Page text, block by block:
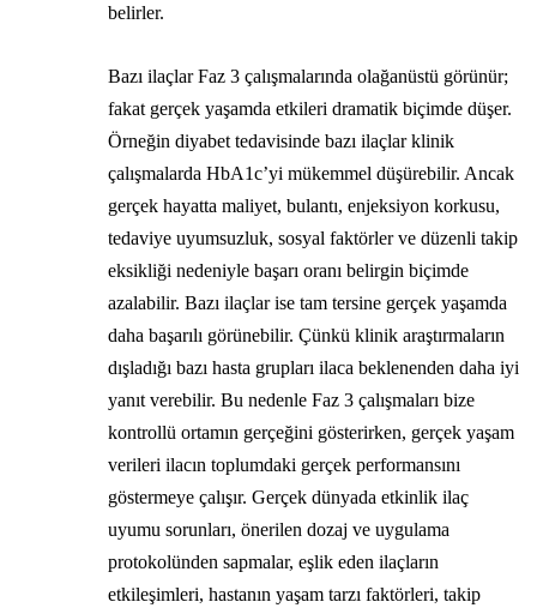
belirler.
Bazı ilaçlar Faz 3 çalışmalarında olağanüstü görünür;
fakat gerçek yaşamda etkileri dramatik biçimde düşer.
Örneğin diyabet tedavisinde bazı ilaçlar klinik
çalışmalarda HbA1c’yi mükemmel düşürebilir. Ancak
gerçek hayatta maliyet, bulantı, enjeksiyon korkusu,
tedaviye uyumsuzluk, sosyal faktörler ve düzenli takip
eksikliği nedeniyle başarı oranı belirgin biçimde
azalabilir. Bazı ilaçlar ise tam tersine gerçek yaşamda
daha başarılı görünebilir. Çünkü klinik araştırmaların
dışladığı bazı hasta grupları ilaca beklenenden daha iyi
yanıt verebilir. Bu nedenle Faz 3 çalışmaları bize
kontrollü ortamın gerçeğini gösterirken, gerçek yaşam
verileri ilacın toplumdaki gerçek performansını
göstermeye çalışır. Gerçek dünyada etkinlik ilaç
uyumu sorunları, önerilen dozaj ve uygulama
protokolünden sapmalar, eşlik eden ilaçların
etkileşimleri, hastanın yaşam tarzı faktörleri, takip